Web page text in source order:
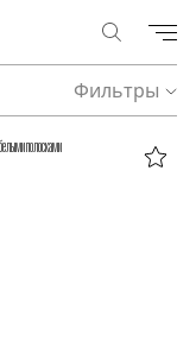
Фильтры